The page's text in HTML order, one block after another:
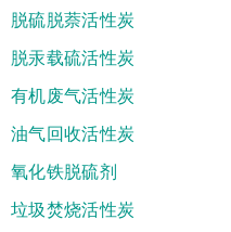
脱硫脱萘活性炭
脱汞载硫活性炭
有机废气活性炭
油气回收活性炭
氧化铁脱硫剂
垃圾焚烧活性炭